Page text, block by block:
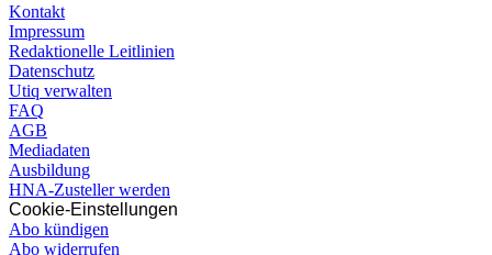
Kontakt
Impressum
Redaktionelle Leitlinien
Datenschutz
Utiq verwalten
FAQ
AGB
Mediadaten
Ausbildung
HNA-Zusteller werden
Cookie-Einstellungen
Abo kündigen
Abo widerrufen